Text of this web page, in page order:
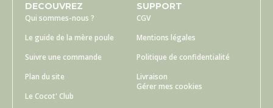
DECOUVREZ
Qui sommes-nous ?
Le guide de la mère poule
Suivre une commande
Plan du site
Le Cocot' Club
SUPPORT
CGV
Mentions légales
Politique de confidentialité
Livraison
Gérer mes cookies